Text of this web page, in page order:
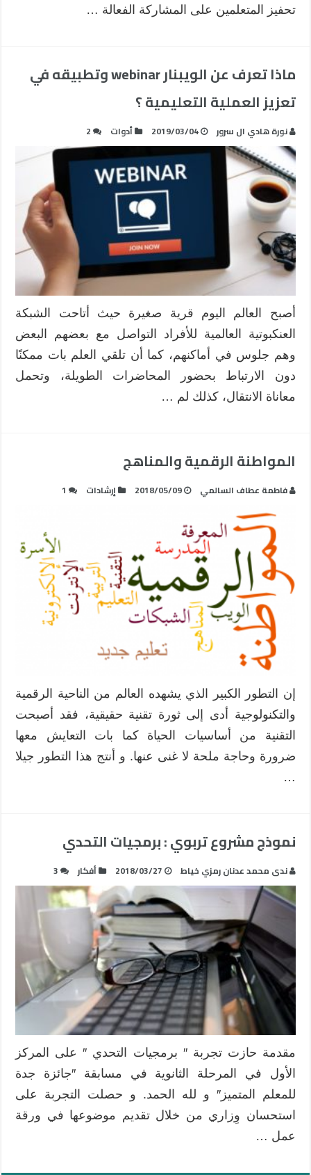
تحفيز المتعلمين على المشاركة الفعالة …
ماذا تعرف عن الويبنار webinar وتطبيقه في
تعزيز العملية التعليمية ؟
نورة هادي ال سرور 2019/03/04 أدوات 2
أصبح العالم اليوم قرية صغيرة حيث أتاحت الشبكة
العنكبوتية العالمية للأفراد التواصل مع بعضهم البعض
وهم جلوس في أماكنهم، كما أن تلقي العلم بات ممكنًا
دون الارتباط بحضور المحاضرات الطويلة، وتحمل
معاناة الانتقال، كذلك لم …
المواطنة الرقمية والمناهج
فاطمة عطاف السالمي 2018/05/09 إرشادات 1
إن التطور الكبير الذي يشهده العالم من الناحية الرقمية
والتكنولوجية أدى إلى ثورة تقنية حقيقية، فقد أصبحت
التقنية من أساسيات الحياة كما بات التعايش معها
ضرورة وحاجة ملحة لا غنى عنها. و أنتج هذا التطور جيلا
…
نموذج مشروع تربوي : برمجيات التحدي
ندى محمد عدنان رمزي خياط 2018/03/27 أفكار 3
مقدمة حازت تجربة ″ برمجيات التحدي ″ على المركز
الأول في المرحلة الثانوية في مسابقة ″جائزة جدة
للمعلم المتميز″ و لله الحمد. و حصلت التجربة على
استحسان وِزاري من خلال تقديم موضوعها في ورقة
عمل …